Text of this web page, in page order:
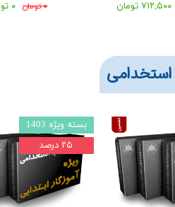
۰ تومان ۰ تومان ۷۱۲,۵۰۰ تومان
بسته ویژه 1403
۲۵ درصد